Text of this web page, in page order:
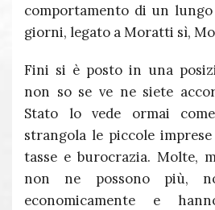
comportamento di un
giorni, legato a Moratti sì,
Fini si è posto in una
non so se ve ne siete
Stato lo vede ormai
strangola le piccole
tasse e burocrazia. Molte,
non ne possono più,
economicamente e